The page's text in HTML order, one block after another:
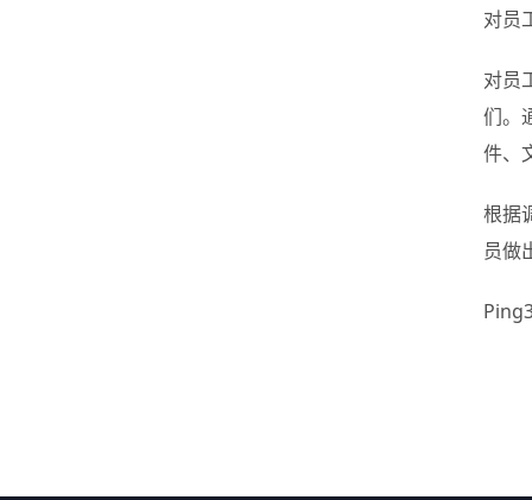
对员
对员
们。
件、
根据
员做